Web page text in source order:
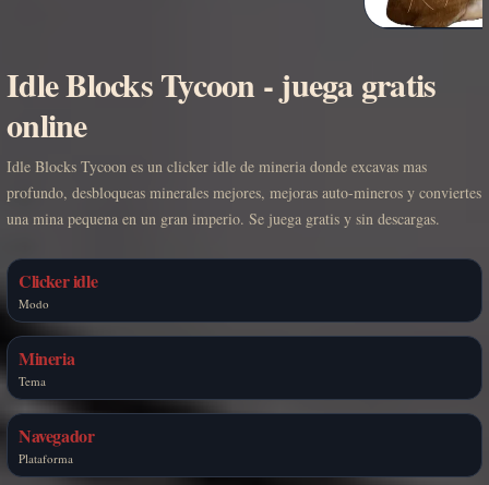
Idle Blocks Tycoon - juega gratis
online
Idle Blocks Tycoon es un clicker idle de mineria donde excavas mas
profundo, desbloqueas minerales mejores, mejoras auto-mineros y conviertes
una mina pequena en un gran imperio. Se juega gratis y sin descargas.
Clicker idle
Modo
Mineria
Tema
Navegador
Plataforma